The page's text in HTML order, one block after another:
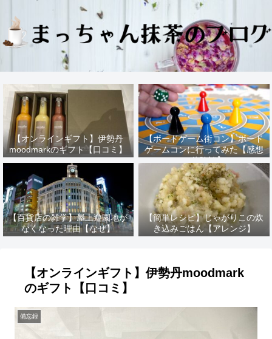
【オンラインギフト】伊勢丹
moodmarkのギフト【口コミ】
【ボードゲーム街コン】ボード
ゲームコンに行ってみた【感想
と体験談】
【百貨店の雑学】屋上遊園地が
なくなった理由【なぜ】
【簡単レシピ】じゃがりこの炊
き込みごはん【アレンジ】
【オンラインギフト】伊勢丹moodmark
のギフト【口コミ】
備忘録